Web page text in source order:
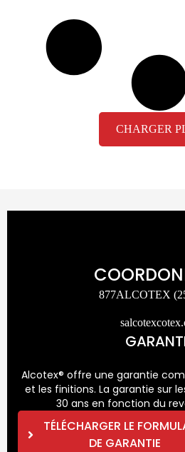
CHARGER
877ALCOTEX
Alcotex® offre une garantie
et les finitions. La garantie sur
30 ans en fonction du
TÉLÉCHARGER LE
DE GARANTIE